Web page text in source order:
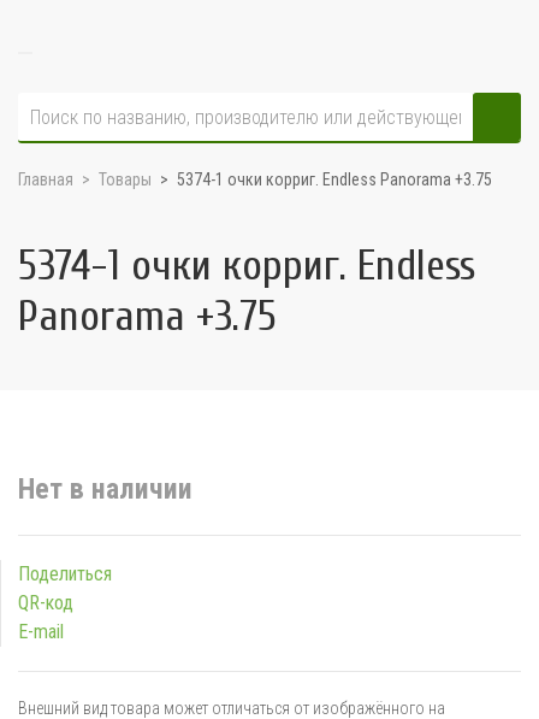
Главная Товары 5374-1 очки корриг. Endless Panorama +3.75
5374-1 очки корриг. Endless
Panorama +3.75
Нет в наличии
Поделиться
QR-код
E-mail
Внешний вид товара может отличаться от изображённого на